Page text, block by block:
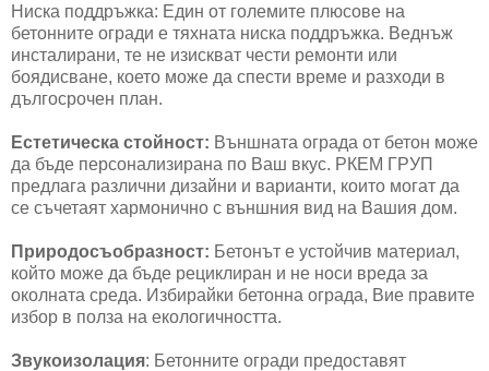
Ниска поддръжка: Един от големите плюсове на
бетонните огради е тяхната ниска поддръжка. Веднъж
инсталирани, те не изискват чести ремонти или
боядисване, което може да спести време и разходи в
дългосрочен план.
Естетическа стойност: Външната ограда от бетон може
да бъде персонализирана по Ваш вкус. РКЕМ ГРУП
предлага различни дизайни и варианти, които могат да
се съчетаят хармонично с външния вид на Вашия дом.
Природосъобразност: Бетонът е устойчив материал,
който може да бъде рециклиран и не носи вреда за
околната среда. Избирайки бетонна ограда, Вие правите
избор в полза на екологичността.
Звукоизолация: Бетонните огради предоставят